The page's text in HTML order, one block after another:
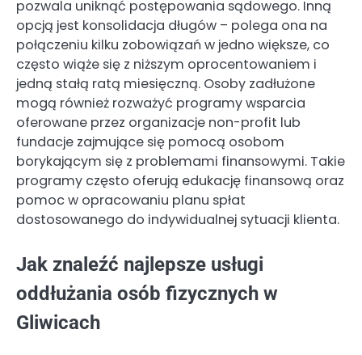
pozwala uniknąć postępowania sądowego. Inną
opcją jest konsolidacja długów – polega ona na
połączeniu kilku zobowiązań w jedno większe, co
często wiąże się z niższym oprocentowaniem i
jedną stałą ratą miesięczną. Osoby zadłużone
mogą również rozważyć programy wsparcia
oferowane przez organizacje non-profit lub
fundacje zajmujące się pomocą osobom
borykającym się z problemami finansowymi. Takie
programy często oferują edukację finansową oraz
pomoc w opracowaniu planu spłat
dostosowanego do indywidualnej sytuacji klienta.
Jak znaleźć najlepsze usługi
oddłużania osób fizycznych w
Gliwicach